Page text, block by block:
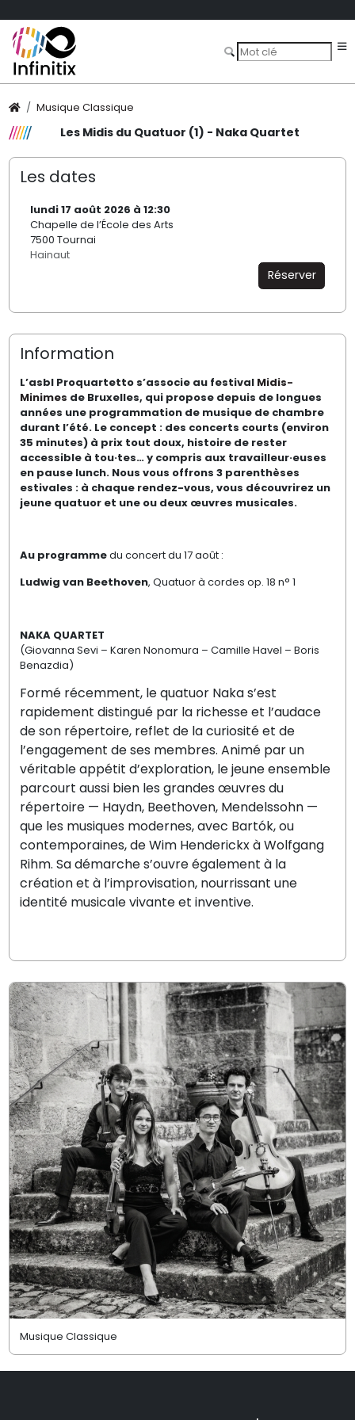
Musique Classique
Les Midis du Quatuor (1) - Naka Quartet
Les dates
lundi 17 août 2026 à 12:30
Chapelle de l’École des Arts
7500 Tournai
Hainaut
Réserver
Information
L’asbl Proquartetto s’associe au festival Midis-
Minimes de Bruxelles, qui propose depuis de longues
années une programmation de musique de chambre
durant l’été. Le concept : des concerts courts (environ
35 minutes) à prix tout doux, histoire de rester
accessible à tou·tes… y compris aux travailleur·euses
en pause lunch. Nous vous offrons 3 parenthèses
estivales : à chaque rendez-vous, vous découvrirez un
jeune quatuor et une ou deux œuvres musicales.
Au programmedu concert du 17 août :
Ludwig van Beethoven, Quatuor à cordes op. 18 n° 1
NAKA QUARTET
(Giovanna Sevi – Karen Nonomura – Camille Havel – Boris
Benazdia)
Formé récemment, le quatuor Naka s’est
rapidement distingué par la richesse et l’audace
de son répertoire, reflet de la curiosité et de
l’engagement de ses membres. Animé par un
véritable appétit d’exploration, le jeune ensemble
parcourt aussi bien les grandes œuvres du
répertoire — Haydn, Beethoven, Mendelssohn —
que les musiques modernes, avec Bartók, ou
contemporaines, de Wim Henderickx à Wolfgang
Rihm. Sa démarche s’ouvre également à la
création et à l’improvisation, nourrissant une
identité musicale vivante et inventive.
Musique Classique